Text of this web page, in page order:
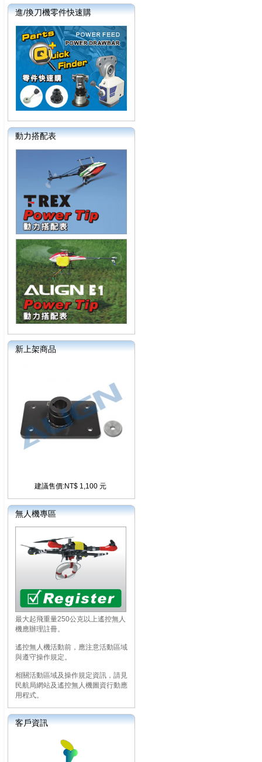
進/換刀機零件快速購
動力搭配表
新上架商品
建議售價:NT$ 1,100 元
無人機專區
最大起飛重量250公克以上遙控無人
機應辦理註冊。
遙控無人機活動前，應注意活動區域
與遵守操作規定。
相關活動區域及操作規定資訊，請見
民航局網站及遙控無人機圖資行動應
用程式。
客戶資訊